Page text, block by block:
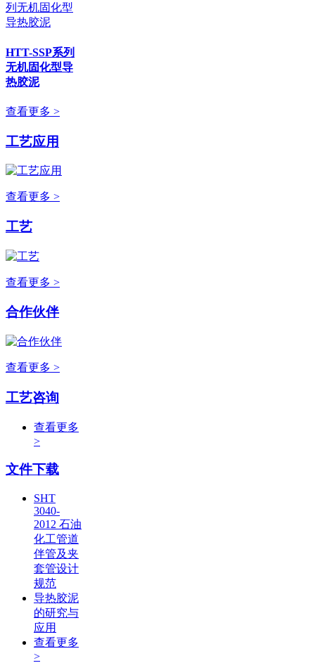
HTT-SSP系列
无机固化型导
热胶泥
查看更多 >
工艺应用
查看更多 >
工艺
查看更多 >
合作伙伴
查看更多 >
工艺咨询
查看更多
>
文件下载
SHT
3040-
2012 石油
化工管道
伴管及夹
套管设计
规范
导热胶泥
的研究与
应用
查看更多
>